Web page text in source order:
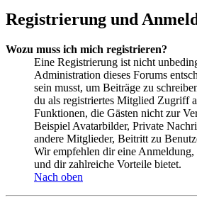
Registrierung und
Wozu muss ich mich registrieren?
Eine Registrierung ist nicht
Administration dieses Forums
sein musst, um Beiträge zu
du als registriertes Mitglied Zugriff
Funktionen, die Gästen nicht zur
Beispiel Avatarbilder, Private
andere Mitglieder, Beitritt zu
Wir empfehlen dir eine Anmeldung,
und dir zahlreiche Vorteile bietet.
Nach oben